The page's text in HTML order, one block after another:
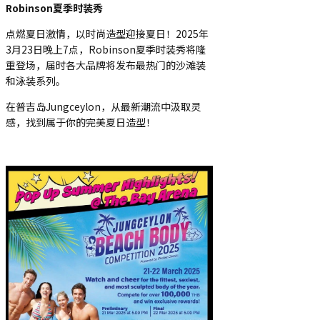
Robinson夏季时装秀
点燃夏日激情，以时尚造型迎接夏日！2025年
3月23日晚上7点，Robinson夏季时装秀将隆
重登场，届时各大品牌将发布最热门的沙滩装
和泳装系列。
在普吉岛Jungceylon，从最新潮流中汲取灵
感，找到属于你的完美夏日造型！